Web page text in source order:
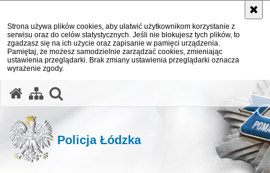
Strona używa plików cookies, aby ułatwić użytkownikom korzystanie z
serwisu oraz do celów statystycznych. Jeśli nie blokujesz tych plików, to
zgadzasz się na ich użycie oraz zapisanie w pamięci urządzenia.
Pamiętaj, że możesz samodzielnie zarządzać cookies, zmieniając
ustawienia przeglądarki. Brak zmiany ustawienia przeglądarki oznacza
wyrażenie zgody.
Policja Łódzka